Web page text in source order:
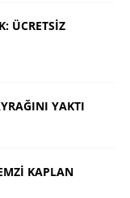
ÜCRETSİZ
YAKTI
KAPLAN